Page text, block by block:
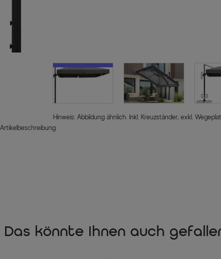
Hinweis: Abbildung ähnlich. Inkl. Kreuzständer, exkl.
Artikelbeschreibung.
Das könnte Ihnen auch